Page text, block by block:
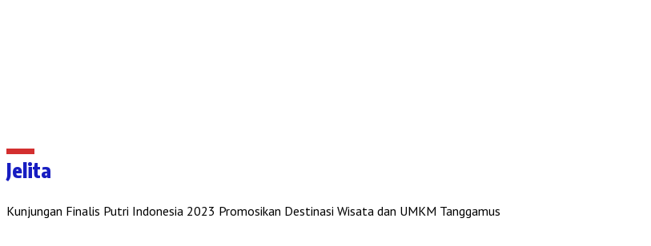
Jelita
Kunjungan Finalis Putri Indonesia 2023 Promosikan Destinasi Wisata dan UMKM Tanggamus